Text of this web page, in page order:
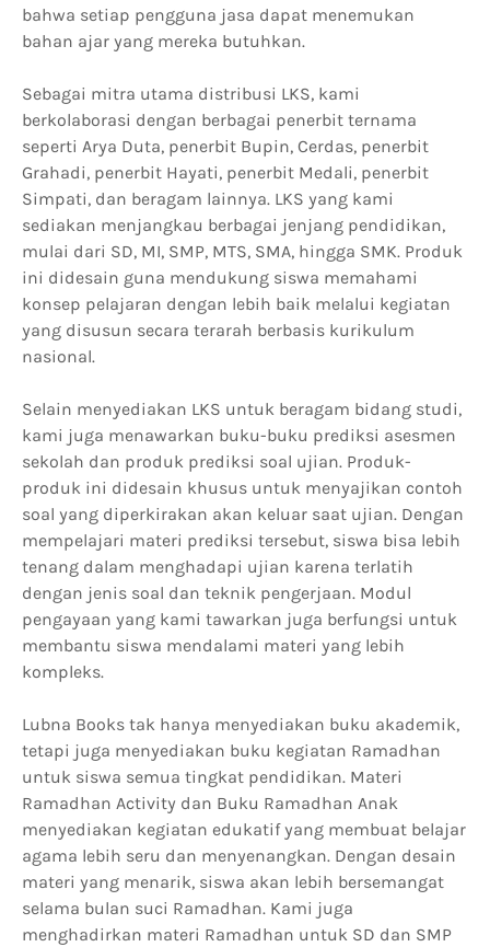
bahwa setiap pengguna jasa dapat menemukan
bahan ajar yang mereka butuhkan.
Sebagai mitra utama distribusi LKS, kami
berkolaborasi dengan berbagai penerbit ternama
seperti Arya Duta, penerbit Bupin, Cerdas, penerbit
Grahadi, penerbit Hayati, penerbit Medali, penerbit
Simpati, dan beragam lainnya. LKS yang kami
sediakan menjangkau berbagai jenjang pendidikan,
mulai dari SD, MI, SMP, MTS, SMA, hingga SMK. Produk
ini didesain guna mendukung siswa memahami
konsep pelajaran dengan lebih baik melalui kegiatan
yang disusun secara terarah berbasis kurikulum
nasional.
Selain menyediakan LKS untuk beragam bidang studi,
kami juga menawarkan buku-buku prediksi asesmen
sekolah dan produk prediksi soal ujian. Produk-
produk ini didesain khusus untuk menyajikan contoh
soal yang diperkirakan akan keluar saat ujian. Dengan
mempelajari materi prediksi tersebut, siswa bisa lebih
tenang dalam menghadapi ujian karena terlatih
dengan jenis soal dan teknik pengerjaan. Modul
pengayaan yang kami tawarkan juga berfungsi untuk
membantu siswa mendalami materi yang lebih
kompleks.
Lubna Books tak hanya menyediakan buku akademik,
tetapi juga menyediakan buku kegiatan Ramadhan
untuk siswa semua tingkat pendidikan. Materi
Ramadhan Activity dan Buku Ramadhan Anak
menyediakan kegiatan edukatif yang membuat belajar
agama lebih seru dan menyenangkan. Dengan desain
materi yang menarik, siswa akan lebih bersemangat
selama bulan suci Ramadhan. Kami juga
menghadirkan materi Ramadhan untuk SD dan SMP